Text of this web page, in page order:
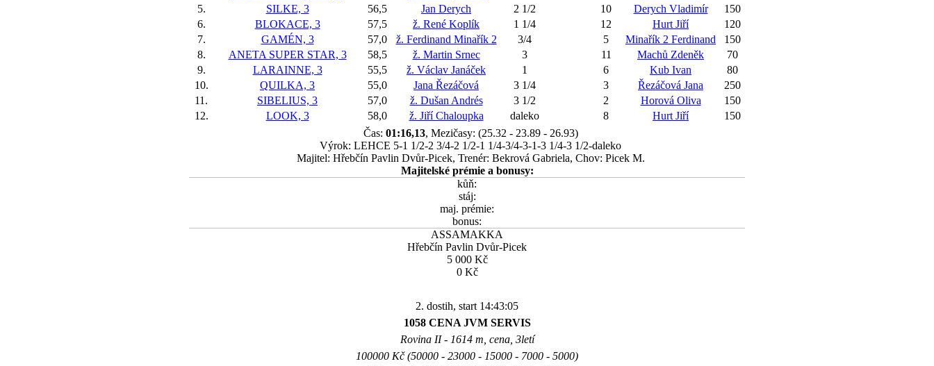
5.
SILKE, 3 56,5 Jan Derych 2 1/2 10 Derych Vladimír
150
6.
BLOKACE, 3 57,5 ž. René Koplík 1 1/4 12 Hurt Jiří
120
7.
GAMÉN, 3 57,0 ž. Ferdinand Minařík 2 3/4 5 Minařík 2 Ferdinand
150
8.
ANETA SUPER STAR, 3 58,5 ž. Martin Srnec 3 11 Machů Zdeněk
70
9.
LARAINNE, 3 55,5 ž. Václav Janáček 1 6 Kub Ivan
80
10.
QUILKA, 3 55,0 Jana Řezáčová 3 1/4 3 Řezáčová Jana
250
11.
SIBELIUS, 3 57,0 ž. Dušan Andrés 3 1/2 2 Horová Oliva
150
12.
LOOK, 3 58,0 ž. Jiří Chaloupka daleko 8 Hurt Jiří
150
Čas: 01:16,13, Mezičasy: (25.32 - 23.89 - 26.93)
Výrok: LEHCE 5-1 1/2-2 3/4-2 1/2-1 1/4-3/4-3-1-3 1/4-3 1/2-daleko
Majitel: Hřebčín Pavlin Dvůr-Picek, Trenér: Bekrová Gabriela, Chov: Picek M.
Majitelské prémie a bonusy:
kůň:
stáj:
maj. prémie:
bonus:
ASSAMAKKA
Hřebčín Pavlin Dvůr-Picek
5 000 Kč
0 Kč
2. dostih, start 14:43:05
1058 CENA JVM SERVIS
Rovina II - 1614 m, cena, 3letí
100000 Kč (50000 - 23000 - 15000 - 7000 - 5000)